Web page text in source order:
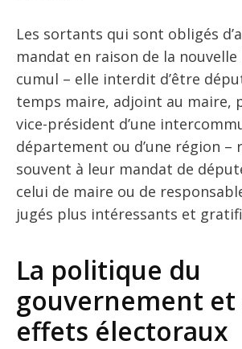
Les sortants qui sont obligés
mandat en raison de la
cumul – elle interdit d’être
temps maire, adjoint au maire,
vice-président d’une
département ou d’une région –
souvent à leur mandat de
celui de maire ou de
jugés plus intéressants et
La politique du
gouvernement et
effets électoraux